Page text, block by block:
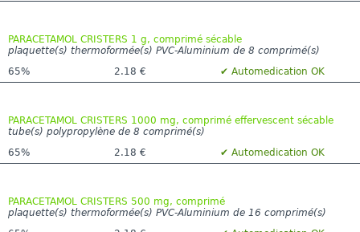
PARACETAMOL CRISTERS 1 g, comprimé sécable
plaquette(s) thermoformée(s) PVC-Aluminium de 8 comprimé(s)
65%
2.18 € ✔ Automedication OK
PARACETAMOL CRISTERS 1000 mg, comprimé effervescent sécable
tube(s) polypropylène de 8 comprimé(s)
65%
2.18 € ✔ Automedication OK
PARACETAMOL CRISTERS 500 mg, comprimé
plaquette(s) thermoformée(s) PVC-Aluminium de 16 comprimé(s)